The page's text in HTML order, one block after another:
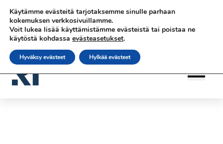
sisältöön
Ota yhteyttä | Tilaa uutiskirje
RATEKO Akatemia | Suomi
Käytämme evästeitä tarjotaksemme sinulle parhaan
kokemuksen verkkosivuillamme.
Voit lukea lisää käyttämistämme evästeistä tai poistaa ne
käytöstä kohdassa evästeasetukset.
Hyväksy evästeet Hylkää evästeet